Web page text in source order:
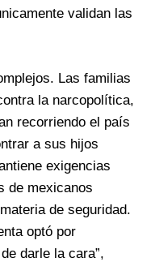
validan las
Las familias
la narcopolítica,
recorriendo el país
a sus hijos
exigencias
de mexicanos
de seguridad.
optó por
darle la cara”,